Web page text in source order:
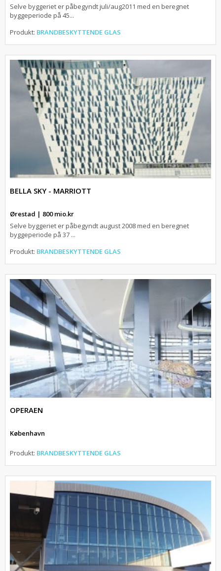
Selve byggeriet er påbegyndt juli/aug2011 med en beregnet
byggeperiode på 45...
Produkt: BRANDBESKYTTENDE GLAS
BELLA SKY - MARRIOTT
Ørestad | 800 mio.kr
Selve byggeriet er påbegyndt august 2008 med en beregnet
byggeperiode på 37 ...
Produkt: BRANDBESKYTTENDE GLAS
OPERAEN
København
Produkt: BRANDBESKYTTENDE GLAS